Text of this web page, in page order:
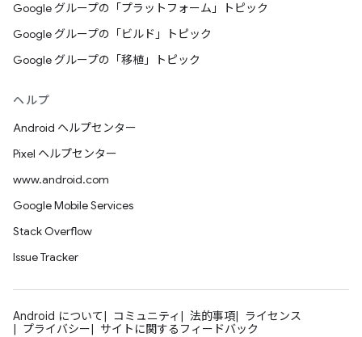
Google グループの「プラットフォーム」トピック
Google グループの「ビルド」トピック
Google グループの「移植」トピック
ヘルプ
Android ヘルプセンター
Pixel ヘルプセンター
www.android.com
Google Mobile Services
Stack Overflow
Issue Tracker
Android について コミュニティ 法的事項
ライセンス
プライバシー
サイトに関するフィードバック